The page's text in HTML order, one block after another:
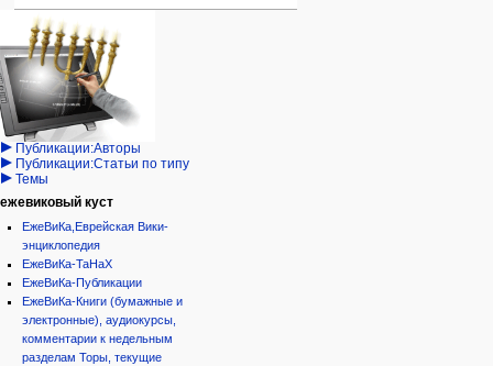
Навигация
персональные инструменты
войти
запрос
учётной
записи
категории
Израиль:Страна и
государство
Иудаизм
Народ
Проекты
Проекты/Участники/
дополнения
Публикации:Авторы
Публикации:Статьи по типу
Темы
ежевиковый куст
ЕжеВиКа,Еврейская Вики-
энциклопедия
ЕжеВиКа-ТаНаХ
ЕжеВиКа-Публикации
ЕжеВиКа-Книги (бумажные и
электронные), аудиокурсы,
комментарии к недельным
разделам Торы, текущие